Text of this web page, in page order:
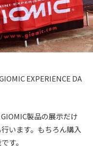
y
2
0
1
3
EXPERIENCE DA
製品の展示だけ
います。もちろん購入
す。